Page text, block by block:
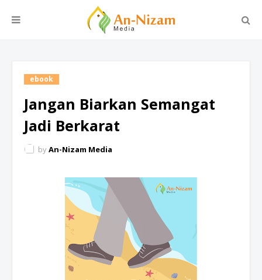
ebook
Jangan Biarkan Semangat
Jadi Berkarat
byAn-Nizam Media